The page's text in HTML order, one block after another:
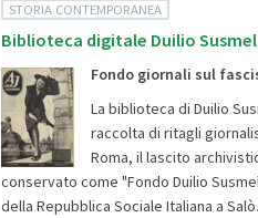
STORIA CONTEMPORANEA
Biblioteca digitale Duilio Susmel
Fondo giornali sul
La biblioteca di Duilio
raccolta di ritagli
Roma, il lascito
conservato come "Fondo Duilio
della Repubblica Sociale Italiana a